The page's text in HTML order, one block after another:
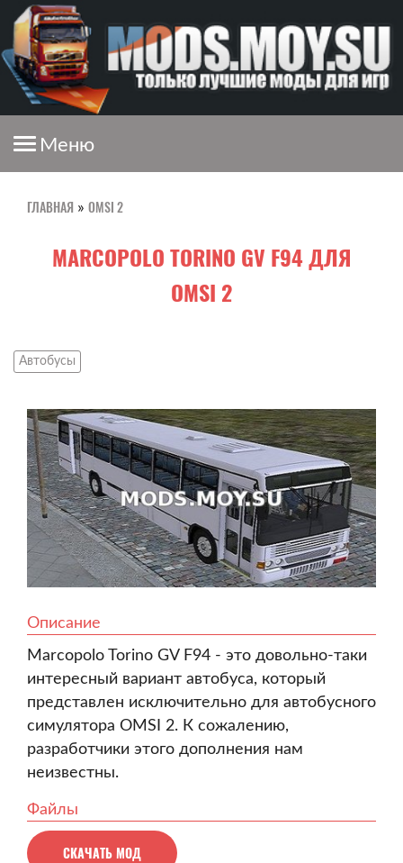
Меню
ГЛАВНАЯ » OMSI 2
MARCOPOLO TORINO GV F94 ДЛЯ
OMSI 2
Автобусы
Описание
Marcopolo Torino GV F94 - это довольно-таки
интересный вариант автобуса, который
представлен исключительно для автобусного
симулятора OMSI 2. К сожалению,
разработчики этого дополнения нам
неизвестны.
Файлы
СКАЧАТЬ МОД